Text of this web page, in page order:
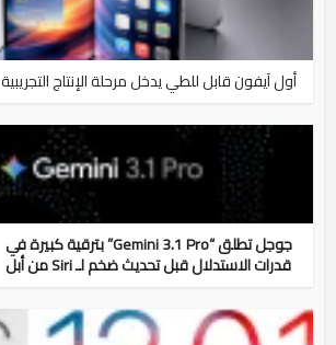
أول آيفون قابل للطي يدخل مرحلة الإنتاج التجريبية
جوجل تطلق “Gemini 3.1 Pro” بترقية كبيرة في
قدرات الاستدلال قبل تحديث ضخم لـ Siri من أبل